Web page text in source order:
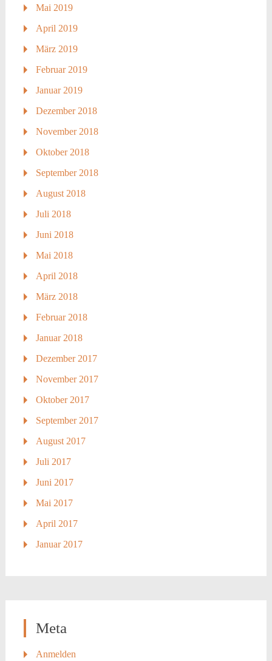
Mai 2019
April 2019
März 2019
Februar 2019
Januar 2019
Dezember 2018
November 2018
Oktober 2018
September 2018
August 2018
Juli 2018
Juni 2018
Mai 2018
April 2018
März 2018
Februar 2018
Januar 2018
Dezember 2017
November 2017
Oktober 2017
September 2017
August 2017
Juli 2017
Juni 2017
Mai 2017
April 2017
Januar 2017
Meta
Anmelden